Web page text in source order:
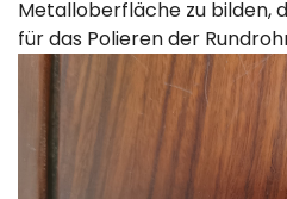
Metalloberfläche zu bilden,
für das Polieren der